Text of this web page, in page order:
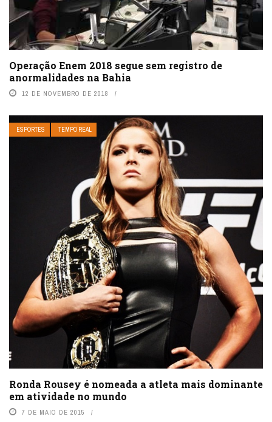
Operação Enem 2018 segue sem registro de
anormalidades na Bahia
12 DE NOVEMBRO DE 2018
ESPORTES TEMPO REAL
Ronda Rousey é nomeada a atleta mais dominante
em atividade no mundo
7 DE MAIO DE 2015